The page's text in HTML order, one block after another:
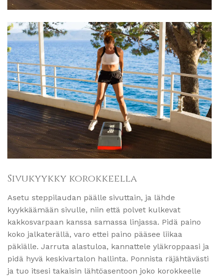
Sivukyykky korokkeella
Asetu steppilaudan päälle sivuttain, ja lähde
kyykkäämään sivulle, niin että polvet kulkevat
kakkosvarpaan kanssa samassa linjassa. Pidä paino
koko jalkaterällä, varo ettei paino pääsee liikaa
päkiälle. Jarruta alastuloa, kannattele yläkroppaasi ja
pidä hyvä keskivartalon hallinta. Ponnista räjähtävästi
ja tuo itsesi takaisin lähtöasentoon joko korokkeelle